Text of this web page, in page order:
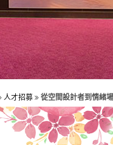
人才招募 從空間設計者到情緒